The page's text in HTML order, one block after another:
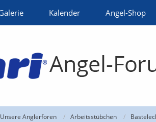
Kalender Angel-Shop
Unsere Anglerforen Arbeitsstübchen